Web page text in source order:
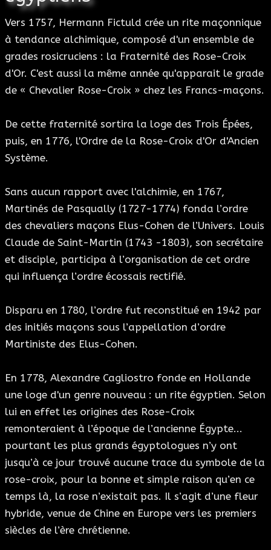
Vers 1757, Hermann Fictuld crée un rite maçonnique
à tendance alchimique, composé d'un ensemble de
grades rosicruciens : la Fraternité des Rose-Croix
d'Or. C'est aussi la même année qu'apparait le grade
de « Chevalier Rose-Croix » chez les Francs-maçons.
De cette fraternité sortira la loge des Trois Épées,
puis, en 1776, l'Ordre de la Rose-Croix d'Or d'Ancien
Système.
Sans aucun rapport avec l'alchimie, en 1767,
Martinés de Pasqually (1727-1774) fonda l’ordre
des chevaliers maçons Elus-Cohen de l’Univers. Louis
Claude de Saint-Martin (1743 -1803), son secrétaire
et disciple, participa à l’organisation de cet ordre
qui influença l’ordre écossais rectifié.
Disparu en 1780, l’ordre fut reconstitué en 1942 par
des initiés maçons sous l’appellation d’ordre
Martiniste des Elus-Cohen.
En 1778, Alexandre Cagliostro fonde en Hollande
une loge d'un genre nouveau : un rite égyptien. Selon
lui en effet les origines des Rose-Croix
remonteraient à l’époque de l’ancienne Égypte...
pourtant les plus grands égyptologues n’y ont
jusqu’à ce jour trouvé aucune trace du symbole de la
rose-croix, pour la bonne et simple raison qu’en ce
temps là, la rose n’existait pas. Il s’agit d’une fleur
hybride, venue de Chine en Europe vers les premiers
siècles de l’ère chrétienne.